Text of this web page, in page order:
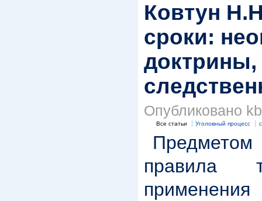
Ковтун
сроки:
доктрины,
Опубликовано
Все статьи Уголовный процесс
Предметом
правила
применения